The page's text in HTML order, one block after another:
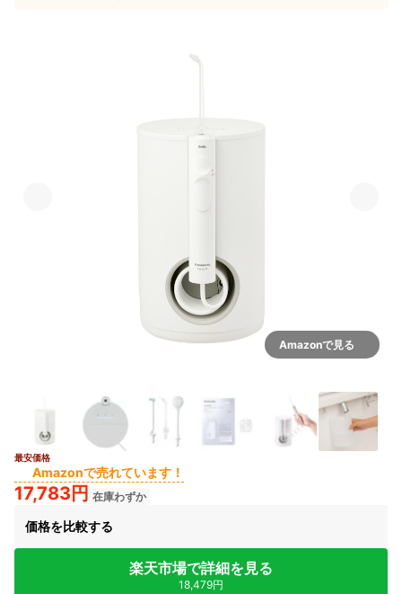
Amazonで見る
最安価格
Amazonで売れています！
17,783円 在庫わずか
価格を比較する
楽天市場で詳細を見る
18,479円